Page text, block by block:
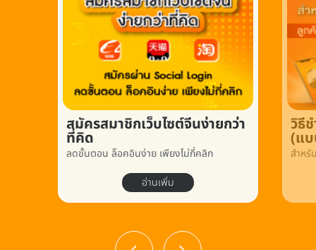
สมัครสมาชิกเว็บไซต์จีนง่ายกว่า
ที่คิด
ลดขั้นตอน ล็อคอินง่าย เพียงไม่กี่คลิก
อ่านเพิ่ม
วิธี
(แ
สำหรั